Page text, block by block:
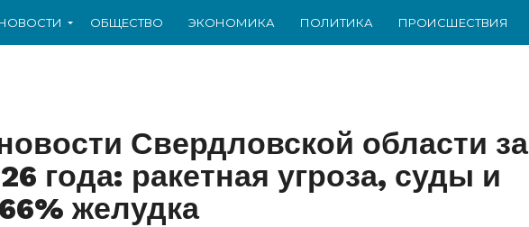
ОБЩЕСТВО ЭКОНОМИКА ПОЛИТИКА ПРОИСШЕСТВИЯ
Свердловской области за
года: ракетная угроза, суды и
желудка